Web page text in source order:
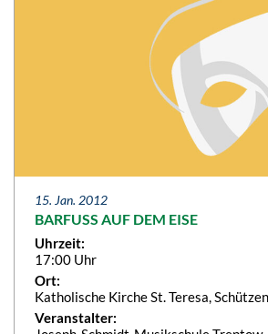
15. Jan. 2012
BARFUSS AUF DEM EISE
Uhrzeit:
17:00 Uhr
Ort:
Katholische Kirche St. Teresa,
Veranstalter: